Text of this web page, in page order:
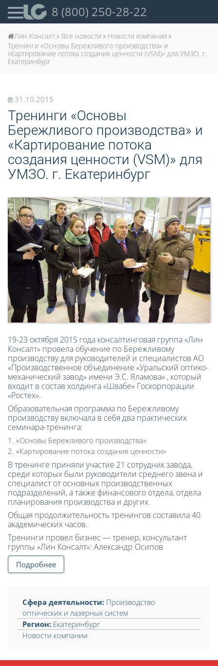
8 (800) 250-28-22
Лин Консалт Все новости
Новости компании
Тренинги «Основы Бережливого производства» и
«Картирование потока создания ценности (VSM)» для УМЗО. г.
Екатеринбург
31.10.2015
Тренинги «Основы
Бережливого производства» и
«Картирование потока
создания ценности (VSM)» для
УМЗО. г. Екатеринбург
19-23 октября 2015 года консалтинговая группа «Лин
Консалт» провела обучение по Бережливому
производству для руководителей и специалистов АО
«Производственное объединение «Уральский оптико-
механический завод» имени Э.С. Яламова» , который
входит в состав холдинга «Швабе» Госкорпорации
«Ростех».
Образовательная программа по Бережливому
производству включала в себя два практических
семинара-тренинга:
«Основы Бережливого производства»
«Картирование потока создания ценности»
В тренинге приняли участие 21 сотрудник завода,
среди которых были руководители среднего звена и
специалист от основных производственных
подразделений, а также финансового отдела, отдела
планирования производства и других.
Общая продолжительность тренингов составила 40
академических часов.
Тренинги провел бизнес — тренер, консультант
группы «Лин Консалт»: Александр Осипов
Подробнее
Сфера деятельности: Производство
оптических и лазерных систем
Регион: Екатеринбург
Новости компании